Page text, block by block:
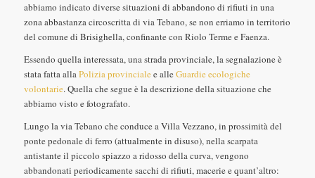
abbiamo indicato diverse situazioni di abbandono di rifiuti in una
zona abbastanza circoscritta di via Tebano, se non erriamo in territorio
del comune di Brisighella, confinante con Riolo Terme e Faenza.
Essendo quella interessata, una strada provinciale, la segnalazione è
stata fatta allaPolizia provincialee alleGuardie ecologiche
volontarie. Quella che segue è la descrizione della situazione che
abbiamo visto e fotografato.
Lungo la via Tebano che conduce a Villa Vezzano, in prossimità del
ponte pedonale di ferro (attualmente in disuso), nella scarpata
antistante il piccolo spiazzo a ridosso della curva, vengono
abbandonati periodicamente sacchi di rifiuti, macerie e quant’altro: